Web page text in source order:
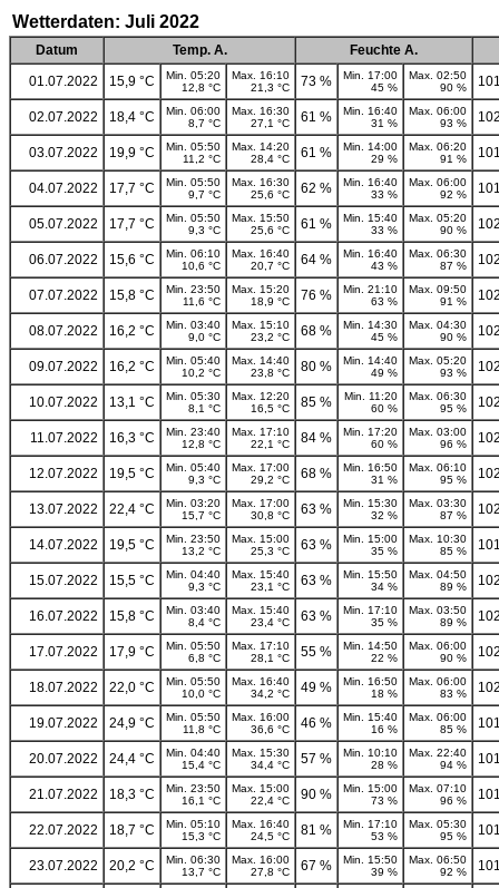
Wetterdaten: Juli 2022
Datum Temp. A.
Feuchte A.
01.07.2022
15,9 °C
Min. 05:20
12,8 °C
Max. 16:10
21,3 °C
73 %
Min. 17:00
45 %
Max. 02:50
90 %
02.07.2022 18,4 °C
Min. 06:00
8,7 °C
Max. 16:30
27,1 °C
61 %
Min. 16:40
31 %
Max. 06:00
93 %
03.07.2022 19,9 °C
Min. 05:50
11,2 °C
Max. 14:20
28,4 °C
61 %
Min. 14:00
29 %
Max. 06:20
91 %
04.07.2022 17,7 °C
Min. 05:50
9,7 °C
Max. 16:30
25,6 °C
62 %
Min. 16:40
33 %
Max. 06:00
92 %
05.07.2022 17,7 °C
Min. 05:50
9,3 °C
Max. 15:50
25,6 °C
61 %
Min. 15:40
33 %
Max. 05:20
90 %
06.07.2022 15,6 °C
Min. 06:10
10,6 °C
Max. 16:40
20,7 °C
64 %
Min. 16:40
43 %
Max. 06:30
87 %
07.07.2022 15,8 °C
Min. 23:50
11,6 °C
Max. 15:20
18,9 °C
76 %
Min. 21:10
63 %
Max. 09:50
91 %
08.07.2022 16,2 °C
Min. 03:40
9,0 °C
Max. 15:10
23,2 °C
68 %
Min. 14:30
45 %
Max. 04:30
90 %
09.07.2022 16,2 °C
Min. 05:40
10,2 °C
Max. 14:40
23,8 °C
80 %
Min. 14:40
49 %
Max. 05:20
93 %
10.07.2022 13,1 °C
Min. 05:30
8,1 °C
Max. 12:20
16,5 °C
85 %
Min. 11:20
60 %
Max. 06:30
95 %
11.07.2022 16,3 °C
Min. 23:40
12,8 °C
Max. 17:10
22,1 °C
84 %
Min. 17:20
60 %
Max. 03:00
96 %
12.07.2022 19,5 °C
Min. 05:40
9,3 °C
Max. 17:00
29,2 °C
68 %
Min. 16:50
31 %
Max. 06:10
95 %
13.07.2022 22,4 °C
Min. 03:20
15,7 °C
Max. 17:00
30,8 °C
63 %
Min. 15:30
32 %
Max. 03:30
87 %
14.07.2022 19,5 °C
Min. 23:50
13,2 °C
Max. 15:00
25,3 °C
63 %
Min. 15:00
35 %
Max. 10:30
85 %
15.07.2022 15,5 °C
Min. 04:40
9,3 °C
Max. 15:40
23,1 °C
63 %
Min. 15:50
34 %
Max. 04:50
89 %
16.07.2022 15,8 °C
Min. 03:40
8,4 °C
Max. 15:40
23,4 °C
63 %
Min. 17:10
35 %
Max. 03:50
89 %
17.07.2022 17,9 °C
Min. 05:50
6,8 °C
Max. 17:10
28,1 °C
55 %
Min. 14:50
22 %
Max. 06:00
90 %
18.07.2022 22,0 °C
Min. 05:50
10,0 °C
Max. 16:40
34,2 °C
49 %
Min. 16:50
18 %
Max. 06:00
83 %
19.07.2022 24,9 °C
Min. 05:50
11,8 °C
Max. 16:00
36,6 °C
46 %
Min. 15:40
16 %
Max. 06:00
85 %
20.07.2022 24,4 °C
Min. 04:40
15,4 °C
Max. 15:30
34,4 °C
57 %
Min. 10:10
28 %
Max. 22:40
94 %
21.07.2022 18,3 °C
Min. 23:50
16,1 °C
Max. 15:00
22,4 °C
90 %
Min. 15:00
73 %
Max. 07:10
96 %
22.07.2022 18,7 °C
Min. 05:10
15,3 °C
Max. 16:40
24,5 °C
81 %
Min. 17:10
53 %
Max. 05:30
95 %
23.07.2022 20,2 °C
Min. 06:30
13,7 °C
Max. 16:00
27,8 °C
67 %
Min. 15:50
39 %
Max. 06:50
92 %